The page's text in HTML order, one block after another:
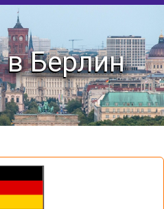
в Берлин